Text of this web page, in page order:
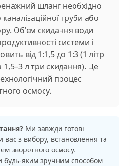
шланг необхідно
труби або
Об'єм скидання води
системи і
від 1:1,5 до 1:3 (1 літр
1,5–3 літри скидання). Це
процес
осмосу.
Ми завжди готові
вас з вибору, встановлення та
зворотного осмосу.
будь-яким зручним способом